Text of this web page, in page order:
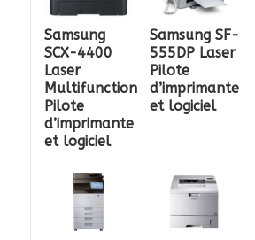
Samsung
SCX-4400
Laser
Multifunction
Pilote
d’imprimante
et logiciel
Samsung SF-
555DP Laser
Pilote
d’imprimante
et logiciel